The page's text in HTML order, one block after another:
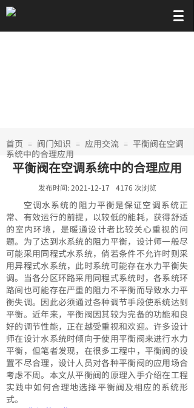
首页 ≡ 阀门知识 ≡ 应用交流 ≡
平衡阀在空调
系统中的合理应用
平衡阀在空调系统中的合理应用
发布时间:2021-12-17 4176 次浏览
空调水系统的阻力平衡是保证空调系统正
常、有效运行的前提，以较低的能耗，获得舒适
的室内环境，是暖通设计者比较关心重视的问
题。为了达到水系统的阻力平衡，设计师一般尽
可能采用同程式水系统，倘若条件不允许时则采
用异程式水系统，此时系统可能存在水力平衡失
调。当各分区环路采用同程式系统时，各系统环
路间也可能存在严重的阻力不平衡而导致水力平
衡失调。因此必须通过各种调节手段使系统达到
平衡。近年来，平衡阀因其较为完备的功能和良
好的调节性能，正在越受重视和欢迎。许多设计
师在设计水系统时倾向于使用平衡阀来进行水力
平衡，但笔者发现，在很多工程中，平衡阀的设
置不尽合理，设计人员对各种平衡阀的应用场合
考虑不周。本文从平衡阀的原理入手介绍在工程
实践中如何合理地选择平衡阀及相应的系统形
式。